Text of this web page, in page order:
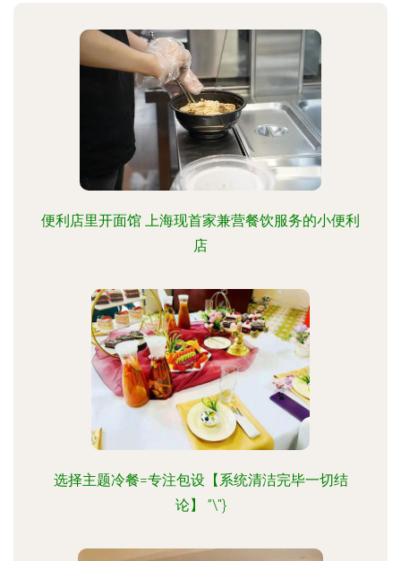
便利店里开面馆 上海现首家兼营餐饮服务的小便利
店
选择主题冷餐=专注包设【系统清洁完毕一切结
论】 ”\"}